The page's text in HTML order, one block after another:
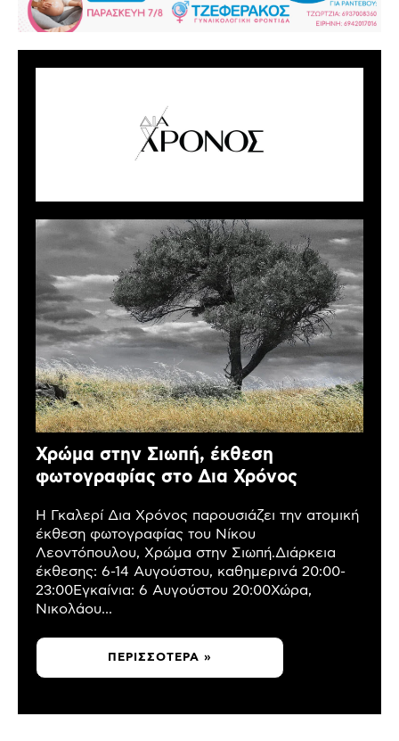
Χρώμα στην Σιωπή, έκθεση
φωτογραφίας στο Δια Χρόνος
Η Γκαλερί Δια Χρόνος παρουσιάζει την ατομική
έκθεση φωτογραφίας του Νίκου
Λεοντόπουλου, Χρώμα στην Σιωπή.Διάρκεια
έκθεσης: 6-14 Αυγούστου, καθημερινά 20:00-
23:00Εγκαίνια: 6 Αυγούστου 20:00Χώρα,
Νικολάου...
ΠΕΡΙΣΣΌΤΕΡΑ »